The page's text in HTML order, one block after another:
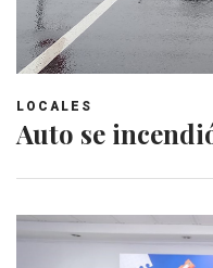
LOCALES
Auto se